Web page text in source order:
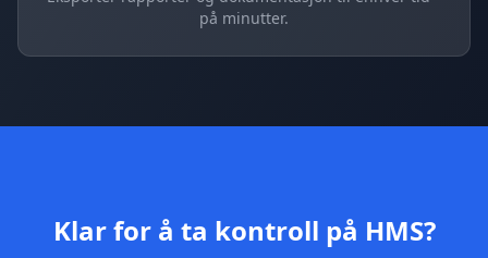
på minutter.
Klar for å ta kontroll på HMS?